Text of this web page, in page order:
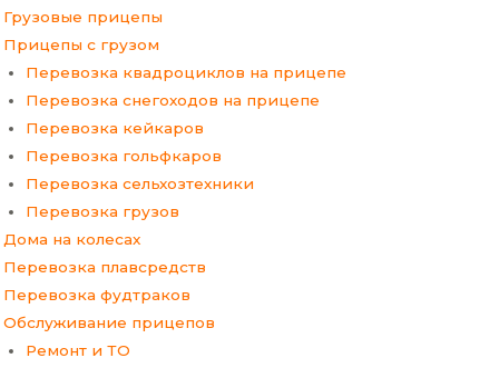
Грузовые прицепы
Прицепы с грузом
Перевозка квадроциклов на прицепе
Перевозка снегоходов на прицепе
Перевозка кейкаров
Перевозка гольфкаров
Перевозка сельхозтехники
Перевозка грузов
Дома на колесах
Перевозка плавсредств
Перевозка фудтраков
Обслуживание прицепов
Ремонт и ТО